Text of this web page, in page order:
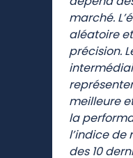
marché.
aléatoire
précision.
meilleure
la
l’indice de
des 10